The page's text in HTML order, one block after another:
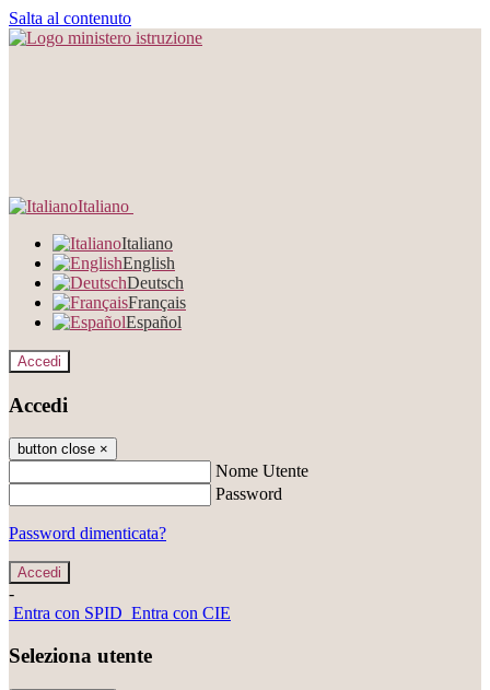
Salta al contenuto
Italiano
Italiano
English
Deutsch
Français
Español
Accedi
Accedi
button close ×
Nome Utente
Password
Password dimenticata?
-
Entra con SPID Entra con CIE
Seleziona utente